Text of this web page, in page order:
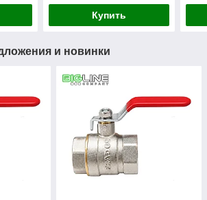
Купить
и новинки